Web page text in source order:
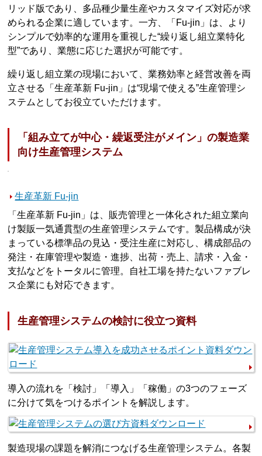
リッド版であり、多品種少量生産やカスタマイズ対応が求
められる企業に適しています。一方、「Fu-jin」は、より
シンプルで効率的な運用を重視した“繰り返し組立業特化
型”であり、業態に応じた選択が可能です。
繰り返し組立業の現場において、業務効率と経営改善を両
立させる「生産革新 Fu-jin」は“現場で使える”生産管理シ
ステムとしてお役立ていただけます。
「組み立てが中心・繰返受注がメイン」の製造業
向け生産管理システム
生産革新 Fu-jin
「生産革新 Fu-jin」は、販売管理と一体化された組立業向
け製販一気通貫型の生産管理システムです。製品構成が決
まっている標準品の見込・受注生産に対応し、構成部品の
発注・在庫管理や製造・進捗、出荷・売上、請求・入金・
支払などをトータルに管理。自社工場を持たないファブレ
ス企業にも対応できます。
生産管理システムの検討に役立つ資料
導入の流れを「検討」「導入」「稼働」の3つのフェーズ
に分けて気をつけるポイントを解説します。
製造現場の課題を解消につなげる生産管理システム。各製